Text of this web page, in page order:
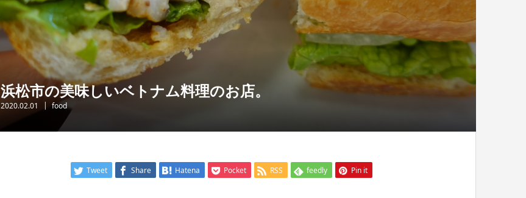
浜松市の美味しいベトナム料理のお店。
2020.02.01 food
Tweet Share Hatena Pocket RSS feedly Pin it